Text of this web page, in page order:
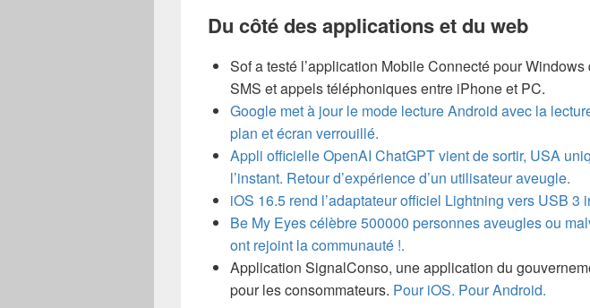
Du côté des applications et du web
Sof a testé l’application Mobile Connecté pour
SMS et appels téléphoniques entre iPhone et PC.
Google met à jour le mode lecture Android avec la
plan et écran verrouillé.
Appli officielle OpenAI ChatGPT vient de sortir, USA
l’instant. Retour d’expérience d’un utilisateur aveugle.
iOS 16.5 rend l’adaptateur officiel Lightning vers USB 3
Be My Eyes célèbre 500000 personnes aveugles ou
ont rejoint la communauté !.
Application SignalConso, une application du
pour les consommateurs. Pour iOS. Pour Android.